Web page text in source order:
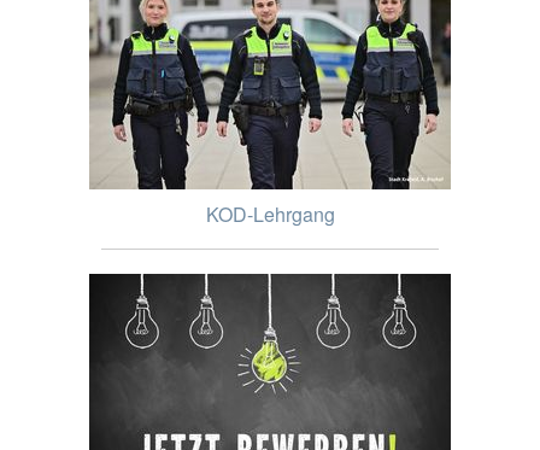
KOD-Lehrgang